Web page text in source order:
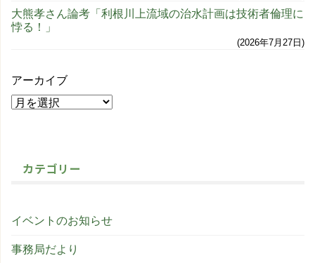
大熊孝さん論考「利根川上流域の治水計画は技術者倫理に
悖る！」
2026年7月27日
アーカイブ
カテゴリー
イベントのお知らせ
事務局だより